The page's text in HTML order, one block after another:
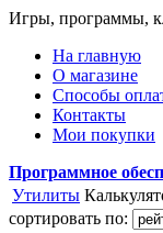
Игры, программы,
На главную
О магазине
Способы
Контакты
Мои покупки
Программное
Утилиты
сортировать по: